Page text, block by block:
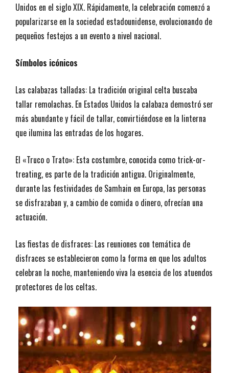
Unidos en el siglo XIX. Rápidamente, la celebración comenzó a
popularizarse en la sociedad estadounidense, evolucionando de
pequeños festejos a un evento a nivel nacional.
Símbolos icónicos
Las calabazas talladas: La tradición original celta buscaba
tallar remolachas. En Estados Unidos la calabaza demostró ser
más abundante y fácil de tallar, convirtiéndose en la linterna
que ilumina las entradas de los hogares.
El «Truco o Trato»: Esta costumbre, conocida como trick-or-
treating, es parte de la tradición antigua. Originalmente,
durante las festividades de Samhain en Europa, las personas
se disfrazaban y, a cambio de comida o dinero, ofrecían una
actuación.
Las fiestas de disfraces: Las reuniones con temática de
disfraces se establecieron como la forma en que los adultos
celebran la noche, manteniendo viva la esencia de los atuendos
protectores de los celtas.